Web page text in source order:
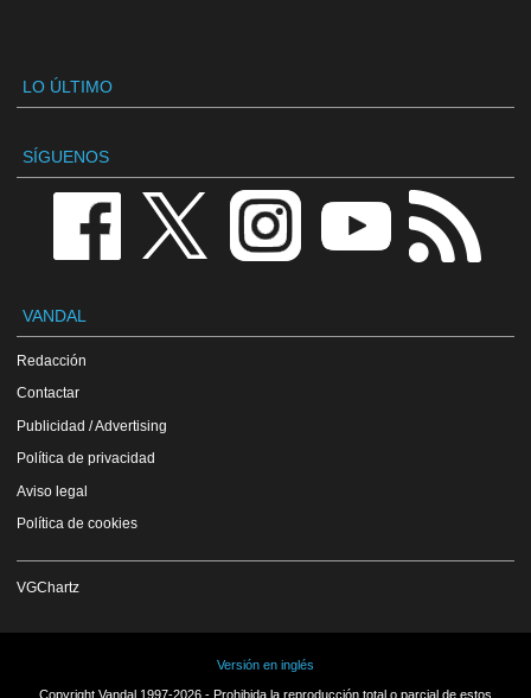
LO ÚLTIMO
SÍGUENOS
VANDAL
Redacción
Contactar
Publicidad / Advertising
Política de privacidad
Aviso legal
Política de cookies
VGChartz
Versión en inglés
Copyright Vandal 1997-2026 - Prohibida la reproducción total o parcial de estos